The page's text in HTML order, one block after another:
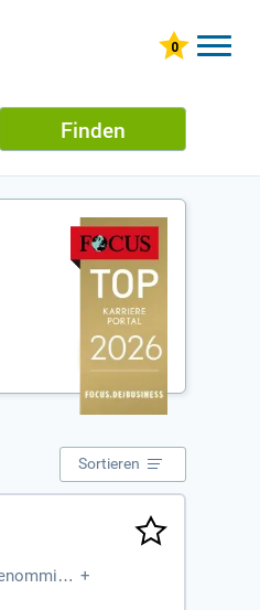
Finden
Sortieren
+